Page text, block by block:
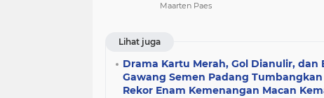
Maarten Paes
Lihat juga
Drama Kartu Merah, Gol Dianulir, dan
Gawang Semen Padang Tumbangkan
Rekor Enam Kemenangan Macan